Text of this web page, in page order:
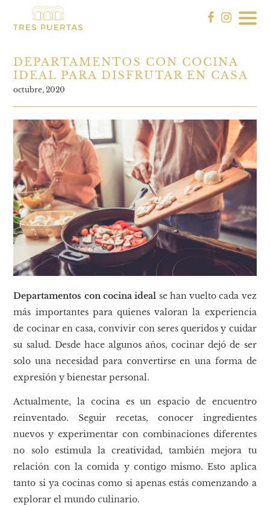
DEPARTAMENTOS CON COCINA
IDEAL PARA DISFRUTAR EN CASA
octubre, 2020
Departamentos con cocina ideal se han vuelto cada vez
más importantes para quienes valoran la experiencia
de cocinar en casa, convivir con seres queridos y cuidar
su salud. Desde hace algunos años, cocinar dejó de ser
solo una necesidad para convertirse en una forma de
expresión y bienestar personal.
Actualmente, la cocina es un espacio de encuentro
reinventado. Seguir recetas, conocer ingredientes
nuevos y experimentar con combinaciones diferentes
no solo estimula la creatividad, también mejora tu
relación con la comida y contigo mismo. Esto aplica
tanto si ya cocinas como si apenas estás comenzando a
explorar el mundo culinario.